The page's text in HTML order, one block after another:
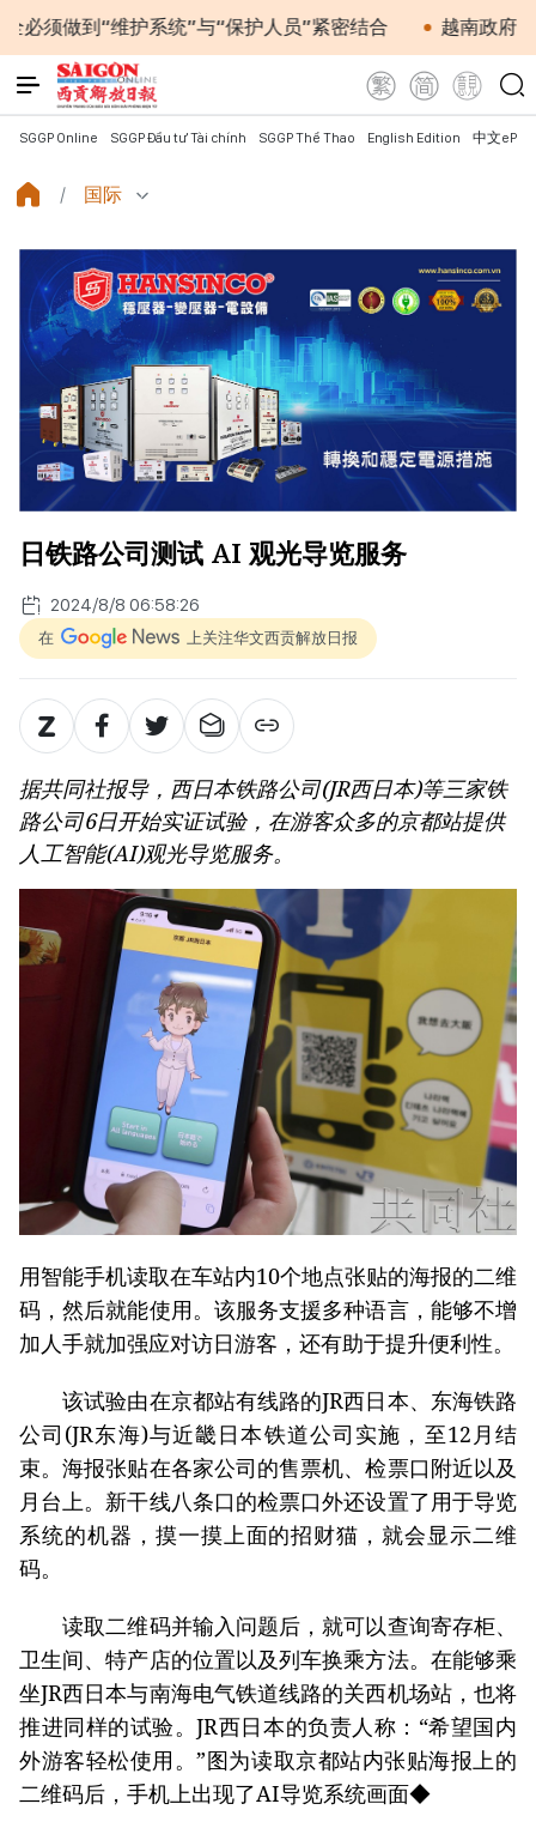
“维护系统”与“保护人员”紧密结合 越南政府总理黎明兴
SGGP Online SGGP Đầu tư Tài chính SGGP Thể Thao English Edition 中文
国际
日铁路公司测试 AI 观光导览服务
2024/8/8 06:58:26
在 上关注华文西贡解放日报
据共同社报导，西日本铁路公司(JR西日本)等三家铁
路公司6日开始实证试验，在游客众多的京都站提供
人工智能(AI)观光导览服务。
用智能手机读取在车站内10个地点张贴的海报的二维
码，然后就能使用。该服务支援多种语言，能够不增
加人手就加强应对访日游客，还有助于提升便利性。
该试验由在京都站有线路的JR西日本、东海铁路
公司(JR东海)与近畿日本铁道公司实施，至12月结
束。海报张贴在各家公司的售票机、检票口附近以及
月台上。新干线八条口的检票口外还设置了用于导览
系统的机器，摸一摸上面的招财猫，就会显示二维
码。
读取二维码并输入问题后，就可以查询寄存柜、
卫生间、特产店的位置以及列车换乘方法。在能够乘
坐JR西日本与南海电气铁道线路的关西机场站，也将
推进同样的试验。JR西日本的负责人称：“希望国内
外游客轻松使用。”图为读取京都站内张贴海报上的
二维码后，手机上出现了AI导览系统画面◆